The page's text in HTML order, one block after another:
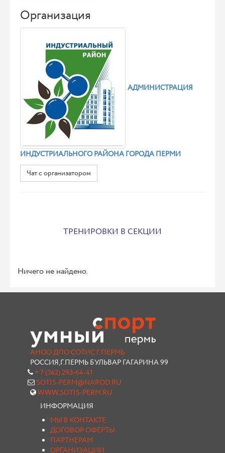
Организация
АДМИНИСТРАЦИЯ
ИНДУСТРИАЛЬНОГО РАЙОНА ГОРОДА ПЕРМИ
Чат с организатором
ТРЕНИРОВКИ В СЕКЦИИ
Ничего не найдено.
АНОО ДПО СОТИС Г.ПЕРМЬ
РОССИЯ,Г.ПЕРМЬ БУЛЬВАР ГАГАРИНА 99
+ 7 (342) 293-64-41
SOTIS-PERM@NAROD.RU
WWW.SOTIS-PERM.RU
ИНФОРМАЦИЯ
МЫ В КОНТАКТЕ
ДОГОВОР ОФЕРТЫ
ПАРТНЕРАМ
ОРГАНИЗАЦИИ